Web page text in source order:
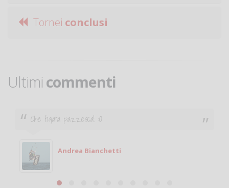
Tornei conclusi
Ultimi commenti
Ciao. Sono a Treviglio da poco e vorrei tornare a
giocare. Se sei in zona e puoi giocare fammi sapere.
Michele
Michele Miglionico